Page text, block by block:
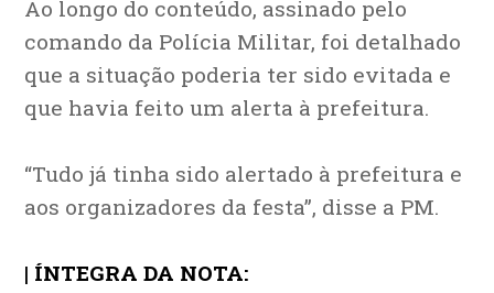
Ao longo do conteúdo, assinado pelo
comando da Polícia Militar, foi detalhado
que a situação poderia ter sido evitada e
que havia feito um alerta à prefeitura.
“Tudo já tinha sido alertado à prefeitura e
aos organizadores da festa”, disse a PM.
| ÍNTEGRA DA NOTA: